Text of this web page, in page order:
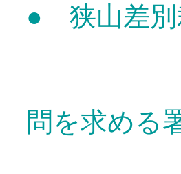
● 狭山差別
万年筆
問を求める